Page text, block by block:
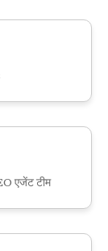
एजेंट टीम